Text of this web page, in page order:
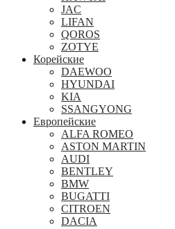
JAC
LIFAN
QOROS
ZOTYE
Корейские
DAEWOO
HYUNDAI
KIA
SSANGYONG
Европейские
ALFA ROMEO
ASTON MARTIN
AUDI
BENTLEY
BMW
BUGATTI
CITROEN
DACIA